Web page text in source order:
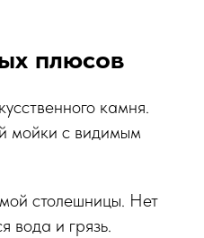
плюсов
камня.
мойки с видимым
столешницы. Нет
вода и грязь.